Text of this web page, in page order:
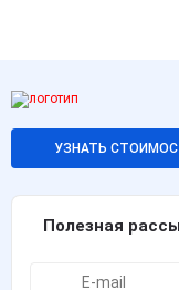
УЗНАТЬ
Полезная